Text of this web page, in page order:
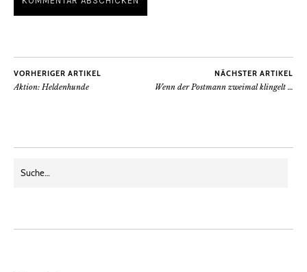
VORHERIGER ARTIKEL
Aktion: Heldenhunde
NÄCHSTER ARTIKEL
Wenn der Postmann zweimal klingelt …